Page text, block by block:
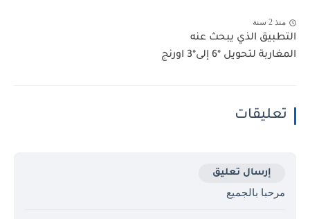
منذ 2 سنة
التطبيق الذي يبحث عنه
المغاربة لتحويل *6 إلى*3 اورنج
تعليقات
إرسال تعليق
مرحبا بالجميع